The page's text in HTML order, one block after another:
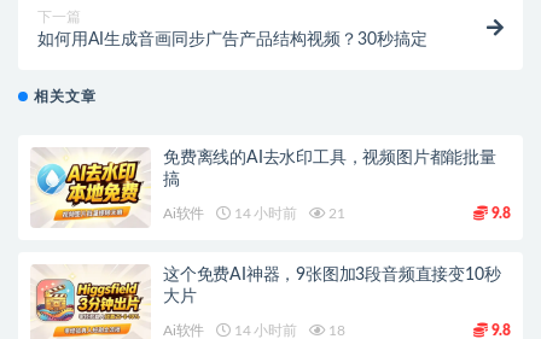
下一篇
如何用AI生成音画同步广告产品结构视频？30秒搞定
相关文章
免费离线的AI去水印工具，视频图片都能批量
搞
Ai软件 14 小时前 21 9.8
这个免费AI神器，9张图加3段音频直接变10秒
大片
Ai软件 14 小时前 18 9.8